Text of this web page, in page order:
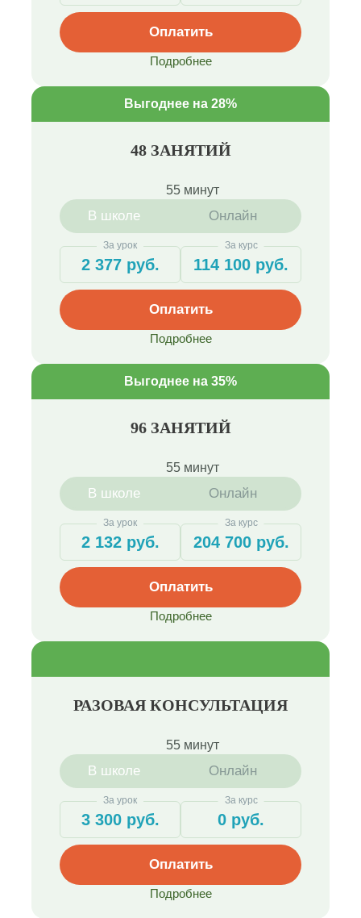
Оплатить
Подробнее
Выгоднее на 28%
48 ЗАНЯТИЙ
55 минут
В школе Онлайн
За урок
2 377 руб.
За курс
114 100 руб.
Оплатить
Подробнее
Выгоднее на 35%
96 ЗАНЯТИЙ
55 минут
В школе Онлайн
За урок
2 132 руб.
За курс
204 700 руб.
Оплатить
Подробнее
РАЗОВАЯ КОНСУЛЬТАЦИЯ
55 минут
В школе Онлайн
За урок
3 300 руб.
За курс
0 руб.
Оплатить
Подробнее